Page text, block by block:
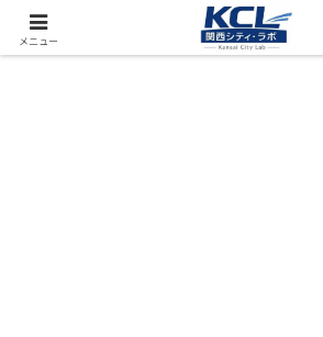
都市再開発をフィールド調査（累計アクセ
メニュー